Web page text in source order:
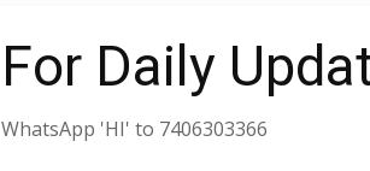
For Daily
WhatsApp 'HI' to 7406303366